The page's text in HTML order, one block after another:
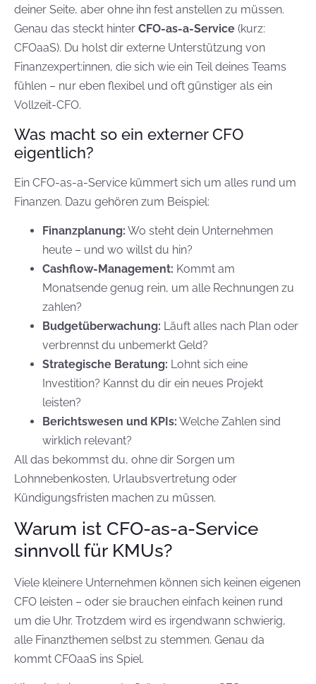
deiner Seite, aber ohne ihn fest anstellen zu müssen.
Genau das steckt hinter CFO-as-a-Service (kurz:
CFOaaS). Du holst dir externe Unterstützung von
Finanzexpert:innen, die sich wie ein Teil deines Teams
fühlen – nur eben flexibel und oft günstiger als ein
Vollzeit-CFO.
Was macht so ein externer CFO
eigentlich?
Ein CFO-as-a-Service kümmert sich um alles rund um
Finanzen. Dazu gehören zum Beispiel:
Finanzplanung: Wo steht dein Unternehmen
heute – und wo willst du hin?
Cashflow-Management: Kommt am
Monatsende genug rein, um alle Rechnungen zu
zahlen?
Budgetüberwachung: Läuft alles nach Plan oder
verbrennst du unbemerkt Geld?
Strategische Beratung: Lohnt sich eine
Investition? Kannst du dir ein neues Projekt
leisten?
Berichtswesen und KPIs: Welche Zahlen sind
wirklich relevant?
All das bekommst du, ohne dir Sorgen um
Lohnnebenkosten, Urlaubsvertretung oder
Kündigungsfristen machen zu müssen.
Warum ist CFO-as-a-Service
sinnvoll für KMUs?
Viele kleinere Unternehmen können sich keinen eigenen
CFO leisten – oder sie brauchen einfach keinen rund
um die Uhr. Trotzdem wird es irgendwann schwierig,
alle Finanzthemen selbst zu stemmen. Genau da
kommt CFOaaS ins Spiel.